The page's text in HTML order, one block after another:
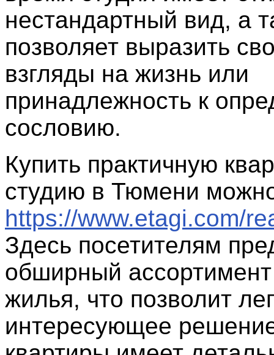
нестандартный вид, а
позволяет выразить
взгляды на жизнь или
принадлежность к
сословию.
Купить практичную
студию в Тюмени
https://www.etagi.com/
Здесь посетителям
обширный
жилья, что позволит
интересующее